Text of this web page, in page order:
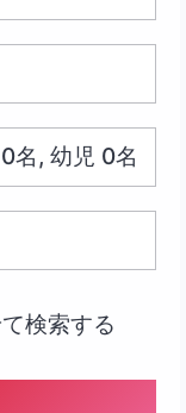
検索する